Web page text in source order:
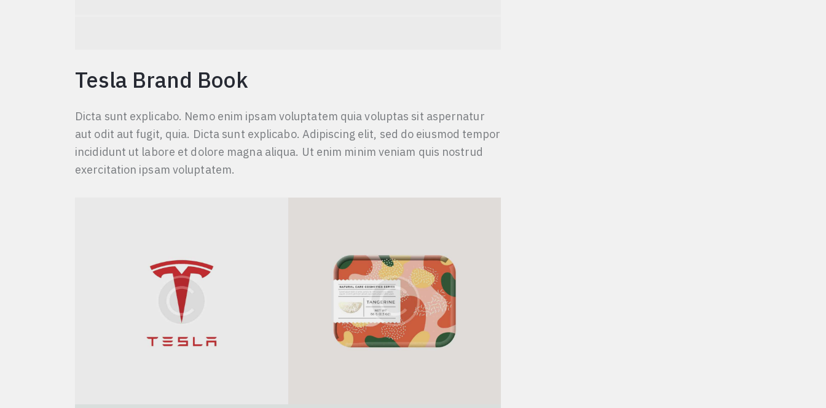
Tesla Brand Book
Dicta sunt explicabo. Nemo enim ipsam voluptatem quia voluptas sit aspernatur
aut odit aut fugit, quia. Dicta sunt explicabo. Adipiscing elit, sed do eiusmod tempor
incididunt ut labore et dolore magna aliqua. Ut enim minim veniam quis nostrud
exercitation ipsam voluptatem.